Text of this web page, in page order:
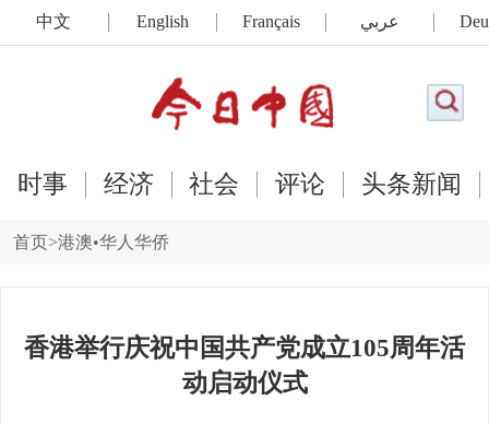
中文 English Français عربي
时事 经济 社会 评论 头条新闻
首页>港澳•华人华侨
香港举行庆祝中国共产党成立105周年活
动启动仪式